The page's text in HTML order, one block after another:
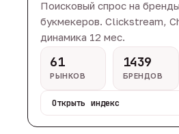
Поисковый спрос на
букмекеров. Clickstream,
динамика 12 мес.
61
РЫНКОВ
1439
БРЕНДОВ
Открыть индекс